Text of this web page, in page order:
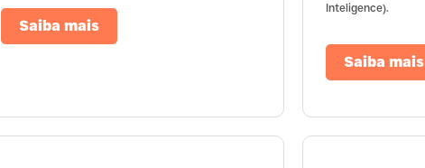
Saiba mais
Inteligence).
Saiba mais